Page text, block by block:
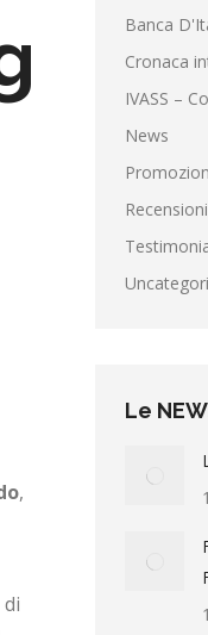
,
Banca
Cronaca
IVASS –
News
Recensioni
Le